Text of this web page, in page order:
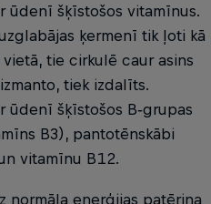
ūdenī šķīstošos vitamīnus.
ķermenī tik ļoti kā
tie cirkulē caur asins
tiek izdalīts.
ūdenī šķīstošos B‑grupas
B3), pantotēnskābi
vitamīnu B12.
normāla enerģijas patēriņa